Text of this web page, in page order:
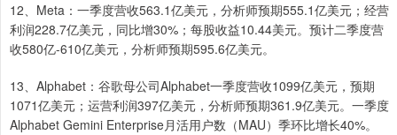
12、Meta：一季度营收563.1亿美元，分析师预期555.1亿美元；经营
利润228.7亿美元，同比增30%；每股收益10.44美元。预计二季度营
收580亿-610亿美元，分析师预期595.6亿美元。
13、Alphabet：谷歌母公司Alphabet一季度营收1099亿美元，预期
1071亿美元；运营利润397亿美元，分析师预期361.9亿美元。一季度
Alphabet Gemini Enterprise月活用户数（MAU）季环比增长40%。